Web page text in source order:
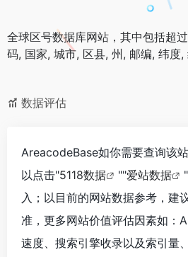
全球区号数据库网站，其中包括超
码, 国家, 城市, 区县, 州, 邮编, 纬度,
数据评估
AreacodeBase如你需要查询该
以点击"5118数据 ""爱站数据
入；以目前的网站数据参考，建
准，更多网站价值评估因素如：
速度、搜索引擎收录以及索引量